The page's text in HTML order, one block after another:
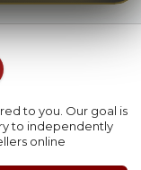
to you. Our goal is
to independently
online.